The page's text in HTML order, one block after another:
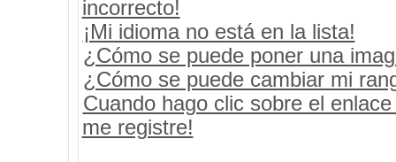
incorrecto!
¡Mi idioma no está en la lista!
¿Cómo se puede poner una
¿Cómo se puede cambiar mi
Cuando hago clic sobre el
me registre!